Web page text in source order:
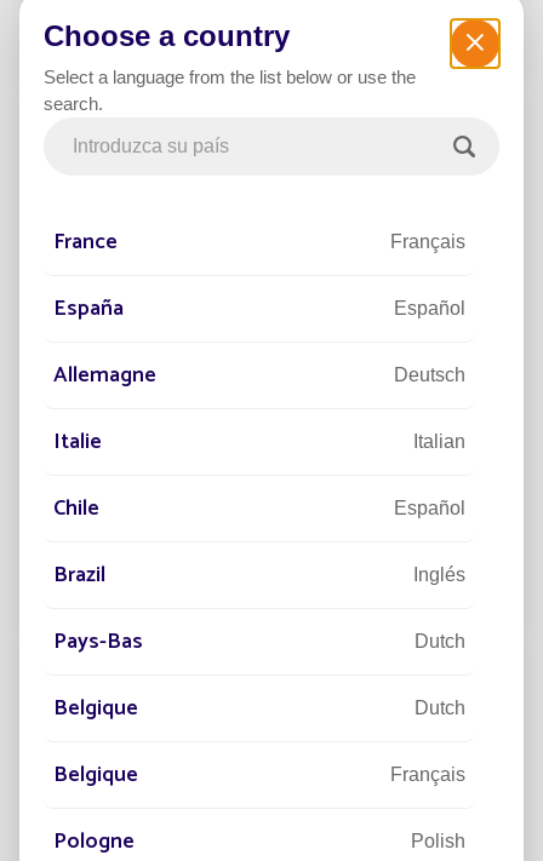
Leer el artículo
27/10/2025
Energías renovables, verdes, limpias…
En la era de la Transición Energética, el mundo entero
Choose a country
Select a language from the list below or use the
search.
France Français
España Español
Allemagne Deutsch
Italie Italian
Chile Español
Brazil Inglés
Pays-Bas Dutch
Belgique Dutch
Belgique Français
Pologne Polish